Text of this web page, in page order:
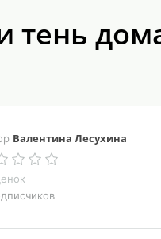
тень
Валентина Лесухина